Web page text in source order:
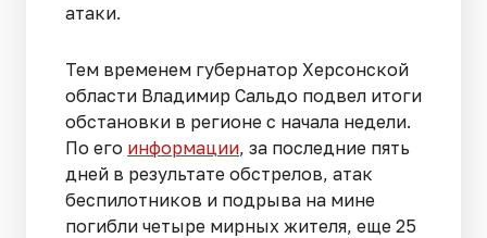
атаки.
Тем временем губернатор Херсонской
области Владимир Сальдо подвел итоги
обстановки в регионе с начала недели.
По его информации, за последние пять
дней в результате обстрелов, атак
беспилотников и подрыва на мине
погибли четыре мирных жителя, еще 25